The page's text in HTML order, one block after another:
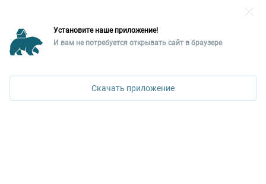
Уральская палата недвижимости
ул. Горького, 65, 0 подъезд, 3 этаж
Установите наше приложение!
И вам не потребуется открывать сайт в браузере
Скачать приложение